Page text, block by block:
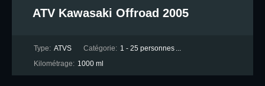
ATV Kawasaki Offroad 2005
Type: ATVS Catégorie: 1 - 25 personnes
Kilométrage: 1000 ml